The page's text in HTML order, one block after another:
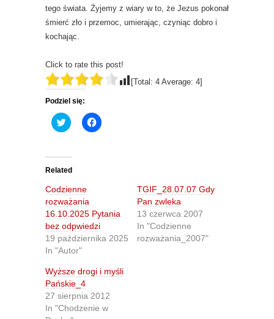
tego świata. Żyjemy z wiary w to, że Jezus pokonał
śmierć zło i przemoc, umierając, czyniąc dobro i
kochając.
Click to rate this post!
[Total: 4 Average: 4]
Podziel się:
C
l
t
o
h
a
r
e
o
n
T
w
i
t
e
r
(
O
e
C
l
o
n
F
a
o
o
(
p
Related
Codzienne
rozważania
16.10.2025 Pytania
bez odpwiedzi
19 października 2025
In "Autor"
TGIF_28.07.07 Gdy
Pan zwleka
13 czerwca 2007
In "Codzienne
rozważania_2007"
Wyższe drogi i myśli
Pańskie_4
27 sierpnia 2012
In "Chodzenie w